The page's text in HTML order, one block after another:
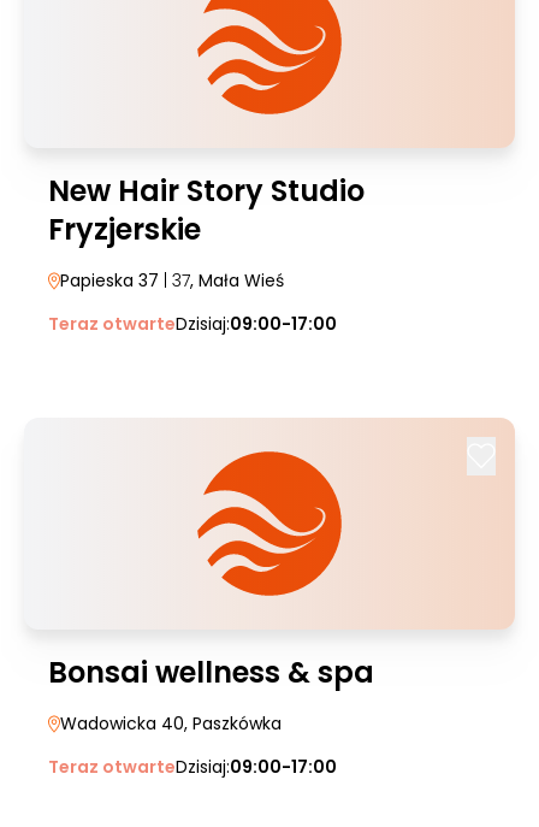
New Hair Story Studio
Fryzjerskie
Papieska 37 | 37, Mała Wieś
Teraz otwarteDzisiaj:09:00-17:00
Bonsai wellness & spa
Wadowicka 40, Paszkówka
Teraz otwarteDzisiaj:09:00-17:00